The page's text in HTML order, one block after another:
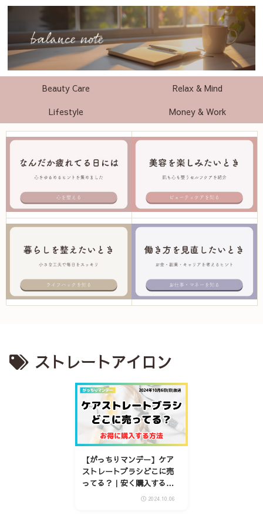
Beauty Care
Relax & Mind
Lifestyle
Money & Work
ストレートアイロン
【がっちりマンデー】ケア
ストレートブラシどこに売
ってる？｜安く購入する方
2024.10.06